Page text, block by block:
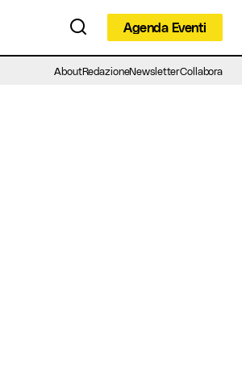
Agenda Eventi
Agenda Eventi
AboutRedazioneNewsletterCollabora